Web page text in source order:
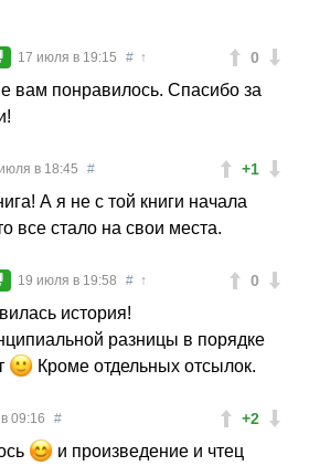
0
17 июля в 19:15 # ↑
вам понравилось. Спасибо за
+1
в 18:45 #
А я не с той книги начала
все стало на свои места.
0
19 июля в 19:58 # ↑
история!
разницы в порядке
Кроме отдельных отсылок.
+2
09:16 #
и произведение и чтец